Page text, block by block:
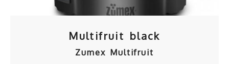
Multifruit black
Zumex Multifruit